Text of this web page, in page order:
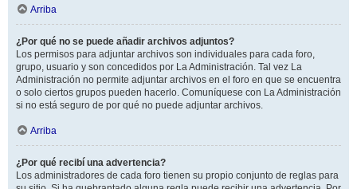
Arriba
¿Por qué no se puede añadir archivos adjuntos?
Los permisos para adjuntar archivos son individuales para cada foro,
grupo, usuario y son concedidos por La Administración. Tal vez La
Administración no permite adjuntar archivos en el foro en que se encuentra
o solo ciertos grupos pueden hacerlo. Comuníquese con La Administración
si no está seguro de por qué no puede adjuntar archivos.
Arriba
¿Por qué recibí una advertencia?
Los administradores de cada foro tienen su propio conjunto de reglas para